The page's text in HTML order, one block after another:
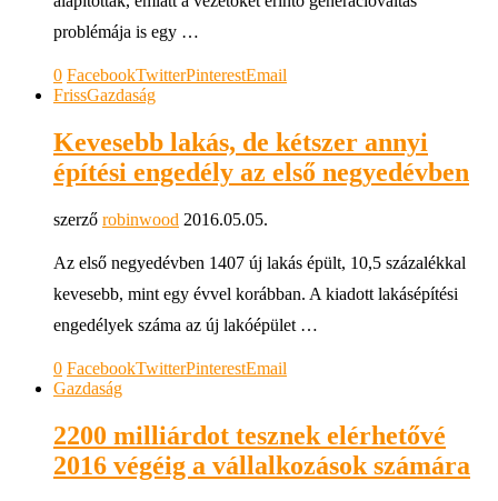
problémája is egy …
0 FacebookTwitterPinterestEmail
FrissGazdaság
Kevesebb lakás, de kétszer annyi
építési engedély az első negyedévben
szerző robinwood 2016.05.05.
Az első negyedévben 1407 új lakás épült, 10,5 százalékkal
kevesebb, mint egy évvel korábban. A kiadott lakásépítési
engedélyek száma az új lakóépület …
0 FacebookTwitterPinterestEmail
Gazdaság
2200 milliárdot tesznek elérhetővé
2016 végéig a vállalkozások számára